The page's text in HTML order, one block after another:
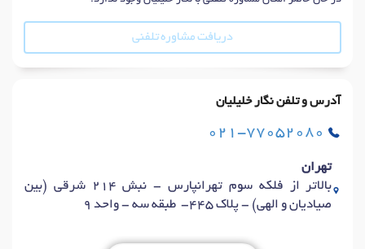
دریافت مشاوره تلفنی
آدرس و تلفن نگار خلیلیان
021-77052080
تهران
بالاتر از فلکه سوم تهرانپارس - نبش 214 شرقی (بین
صیادیان و الهی) - پلاک 445- طبقه سه - واحد 9